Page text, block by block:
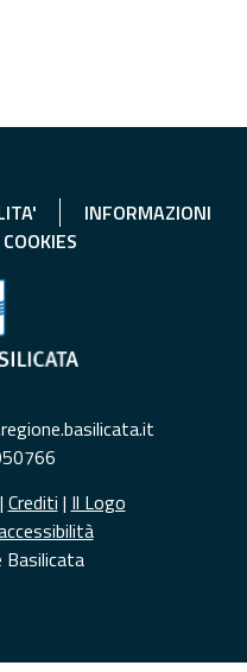
INFORMAZIONI
COOKIES
Crediti | Il Logo